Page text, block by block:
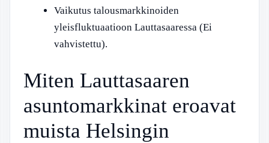
Vaikutus talousmarkkinoiden
yleisfluktuaatioon Lauttasaaressa (Ei
vahvistettu).
Miten Lauttasaaren
asuntomarkkinat eroavat
muista Helsingin